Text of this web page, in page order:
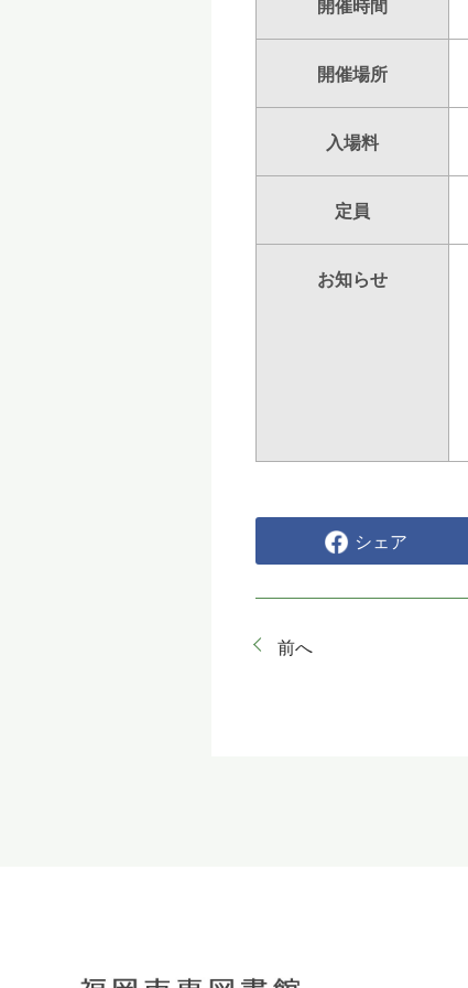
開催場所
入場料
定員
お知らせ
シェア
前へ